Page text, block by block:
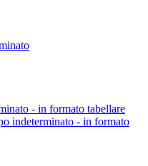
- in formato tabellare
indeterminato - in formato